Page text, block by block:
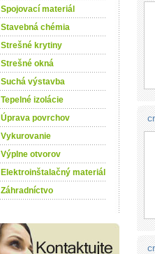
Spojovací materiál
Stavebná chémia
Strešné krytiny
Strešné okná
Suchá výstavba
Tepelné izolácie
Úprava povrchov
Vykurovanie
Výplne otvorov
Elektroinštalačný materiál
Záhradníctvo